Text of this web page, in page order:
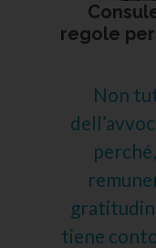
regole
Non
tiene